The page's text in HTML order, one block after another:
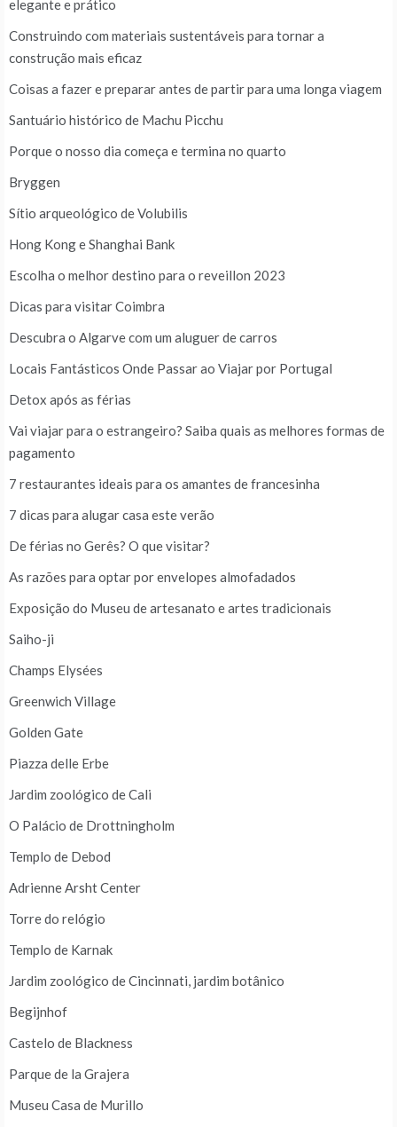
elegante e prático
Construindo com materiais sustentáveis para tornar a
construção mais eficaz
Coisas a fazer e preparar antes de partir para uma longa viagem
Santuário histórico de Machu Picchu
Porque o nosso dia começa e termina no quarto
Bryggen
Sítio arqueológico de Volubilis
Hong Kong e Shanghai Bank
Escolha o melhor destino para o reveillon 2023
Dicas para visitar Coimbra
Descubra o Algarve com um aluguer de carros
Locais Fantásticos Onde Passar ao Viajar por Portugal
Detox após as férias
Vai viajar para o estrangeiro? Saiba quais as melhores formas de
pagamento
7 restaurantes ideais para os amantes de francesinha
7 dicas para alugar casa este verão
De férias no Gerês? O que visitar?
As razões para optar por envelopes almofadados
Exposição do Museu de artesanato e artes tradicionais
Saiho-ji
Champs Elysées
Greenwich Village
Golden Gate
Piazza delle Erbe
Jardim zoológico de Cali
O Palácio de Drottningholm
Templo de Debod
Adrienne Arsht Center
Torre do relógio
Templo de Karnak
Jardim zoológico de Cincinnati, jardim botânico
Begijnhof
Castelo de Blackness
Parque de la Grajera
Museu Casa de Murillo